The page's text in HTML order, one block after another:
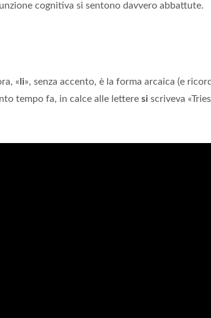
cognitiva si sentono davvero abbattute.
« li», senza accento, è la forma arcaica (e
tempo fa, in calce alle lettere si scriveva